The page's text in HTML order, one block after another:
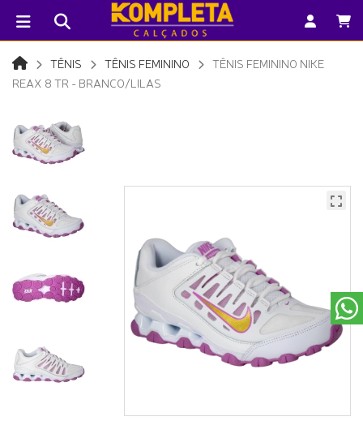
TÊNIS TÊNIS FEMININO
TÊNIS FEMININO NIKE
REAX 8 TR - BRANCO/LILAS